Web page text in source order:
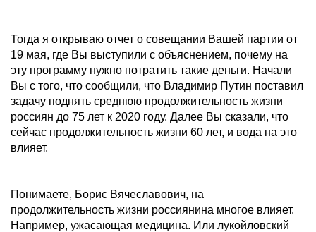
Тогда я открываю отчет о совещании Вашей партии от
19 мая, где Вы выступили с объяснением, почему на
эту программу нужно потратить такие деньги. Начали
Вы с того, что сообщили, что Владимир Путин поставил
задачу поднять среднюю продолжительность жизни
россиян до 75 лет к 2020 году. Далее Вы сказали, что
сейчас продолжительность жизни 60 лет, и вода на это
влияет.
Понимаете, Борис Вячеславович, на
продолжительность жизни россиянина многое влияет.
Например, ужасающая медицина. Или лукойловский